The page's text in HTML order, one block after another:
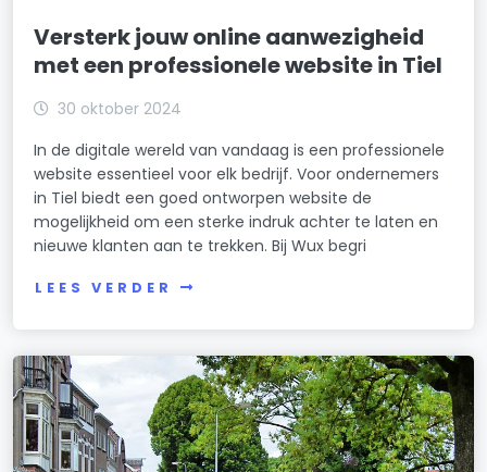
Versterk jouw online aanwezigheid
met een professionele website in Tiel
30 oktober 2024
In de digitale wereld van vandaag is een professionele
website essentieel voor elk bedrijf. Voor ondernemers
in Tiel biedt een goed ontworpen website de
mogelijkheid om een sterke indruk achter te laten en
nieuwe klanten aan te trekken. Bij Wux begri
LEES VERDER